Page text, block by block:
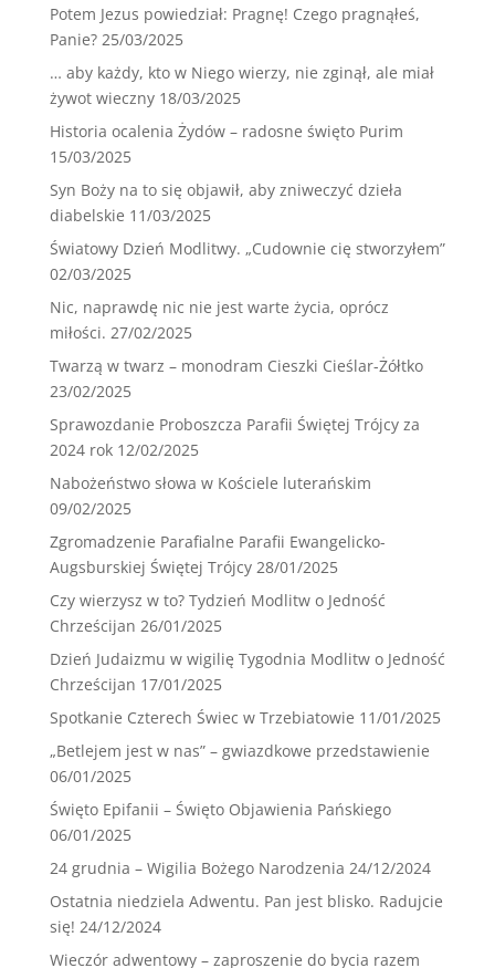
Potem Jezus powiedział: Pragnę! Czego pragnąłeś,
Panie? 25/03/2025
… aby każdy, kto w Niego wierzy, nie zginął, ale miał
żywot wieczny 18/03/2025
Historia ocalenia Żydów – radosne święto Purim
15/03/2025
Syn Boży na to się objawił, aby zniweczyć dzieła
diabelskie 11/03/2025
Światowy Dzień Modlitwy. „Cudownie cię stworzyłem”
02/03/2025
Nic, naprawdę nic nie jest warte życia, oprócz
miłości. 27/02/2025
Twarzą w twarz – monodram Cieszki Cieślar-Żółtko
23/02/2025
Sprawozdanie Proboszcza Parafii Świętej Trójcy za
2024 rok 12/02/2025
Nabożeństwo słowa w Kościele luterańskim
09/02/2025
Zgromadzenie Parafialne Parafii Ewangelicko-
Augsburskiej Świętej Trójcy 28/01/2025
Czy wierzysz w to? Tydzień Modlitw o Jedność
Chrześcijan 26/01/2025
Dzień Judaizmu w wigilię Tygodnia Modlitw o Jedność
Chrześcijan 17/01/2025
Spotkanie Czterech Świec w Trzebiatowie 11/01/2025
„Betlejem jest w nas” – gwiazdkowe przedstawienie
06/01/2025
Święto Epifanii – Święto Objawienia Pańskiego
06/01/2025
24 grudnia – Wigilia Bożego Narodzenia 24/12/2024
Ostatnia niedziela Adwentu. Pan jest blisko. Radujcie
się! 24/12/2024
Wieczór adwentowy – zaproszenie do bycia razem